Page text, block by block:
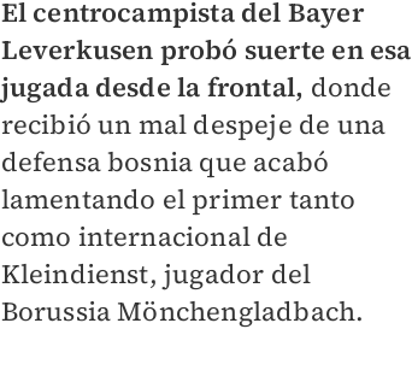
El centrocampista del Bayer
Leverkusen probó suerte en esa
jugada desde la frontal, donde
recibió un mal despeje de una
defensa bosnia que acabó
lamentando el primer tanto
como internacional de
Kleindienst, jugador del
Borussia Mönchengladbach.